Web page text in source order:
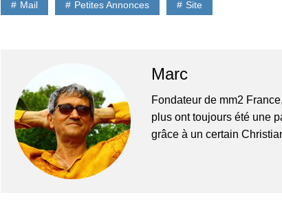
Mail Petites Annonces Site
Marc
Fondateur de mm2
plus ont toujours été une
grâce à un certain